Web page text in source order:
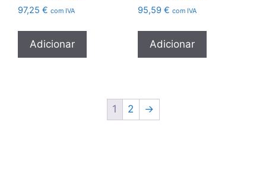
97,25 € com IVA
Adicionar
95,59 € com IVA
Adicionar
1 2 →